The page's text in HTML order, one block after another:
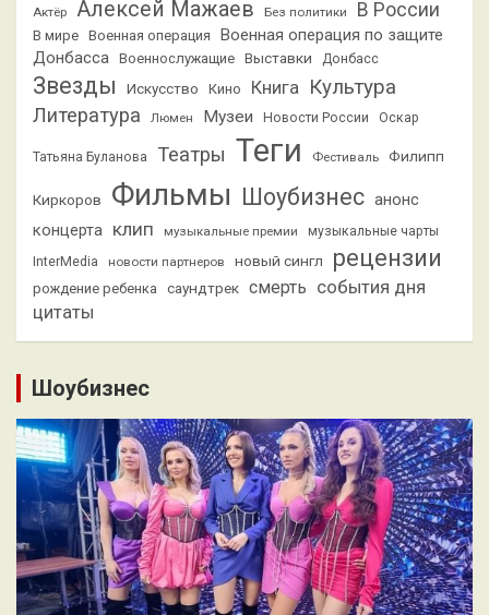
Актёр Алексей Мажаев Без политики В России
В мире Военная операция
Военная операция по защите
Донбасса Военнослужащие Выставки Донбасс
Звезды Искусство Кино Книга Культура
Литература Люмен Музеи Новости России Оскар
Татьяна Буланова Театры Теги Фестиваль Филипп
Киркоров Фильмы Шоубизнес анонс
концерта клип музыкальные премии
музыкальные чарты
InterMedia
новости партнеров новый сингл рецензии
рождение ребенка саундтрек смерть события дня
цитаты
Шоубизнес